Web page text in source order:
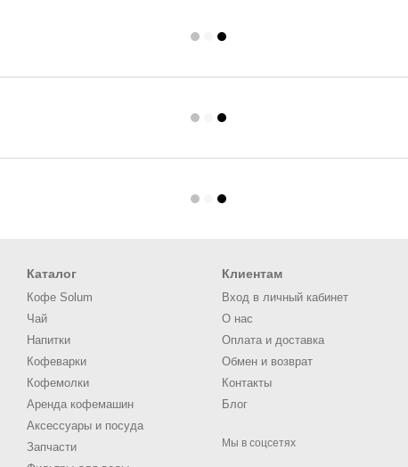
Каталог
Кофе Solum
Чай
Напитки
Кофеварки
Кофемолки
Аренда кофемашин
Аксессуары и посуда
Запчасти
Клиентам
Вход в личный кабинет
О нас
Оплата и доставка
Обмен и возврат
Контакты
Блог
Мы в соцсетях